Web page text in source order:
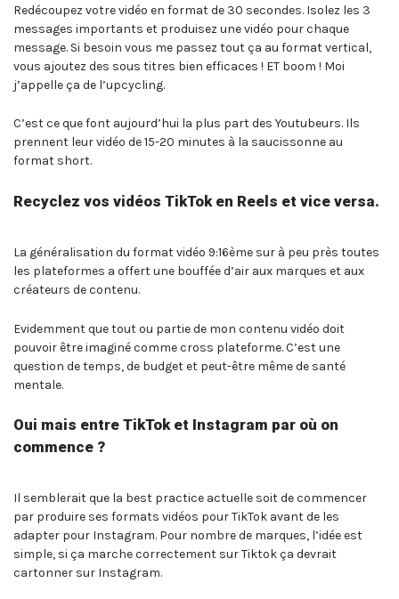
Redécoupez votre vidéo en format de 30 secondes. Isolez les 3
messages importants et produisez une vidéo pour chaque
message. Si besoin vous me passez tout ça au format vertical,
vous ajoutez des sous titres bien efficaces ! ET boom ! Moi
j’appelle ça de l’upcycling.
C’est ce que font aujourd’hui la plus part des Youtubeurs. Ils
prennent leur vidéo de 15-20 minutes à la saucissonne au
format short.
Recyclez vos vidéos TikTok en Reels et vice versa.
La généralisation du format vidéo 9:16ème sur à peu près toutes
les plateformes a offert une bouffée d’air aux marques et aux
créateurs de contenu.
Evidemment que tout ou partie de mon contenu vidéo doit
pouvoir être imaginé comme cross plateforme. C’est une
question de temps, de budget et peut-être même de santé
mentale.
Oui mais entre TikTok et Instagram par où on
commence ?
Il semblerait que la best practice actuelle soit de commencer
par produire ses formats vidéos pour TikTok avant de les
adapter pour Instagram. Pour nombre de marques, l’idée est
simple, si ça marche correctement sur Tiktok ça devrait
cartonner sur Instagram.